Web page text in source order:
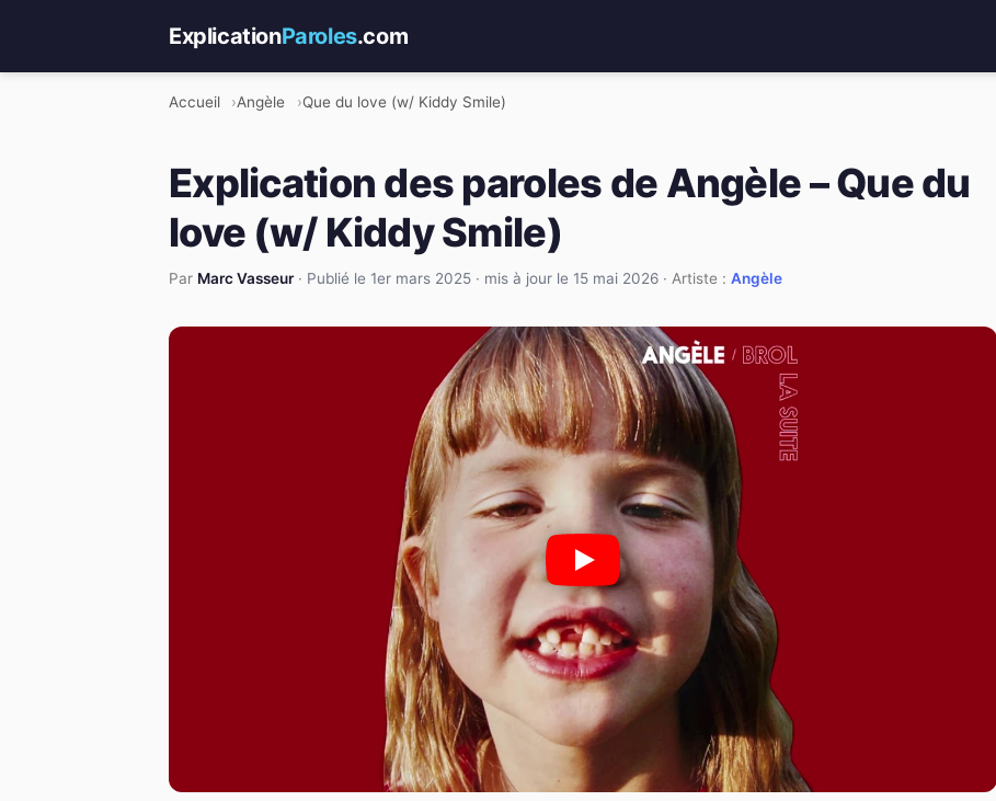
ExplicationParoles.com
Accueil Angèle Que du love (w/ Kiddy Smile)
Explication des paroles de Angèle – Que du
love (w/ Kiddy Smile)
Par Marc Vasseur· Publié le 1er mars 2025 · mis à jour le 15 mai 2026 · Artiste : Angèle